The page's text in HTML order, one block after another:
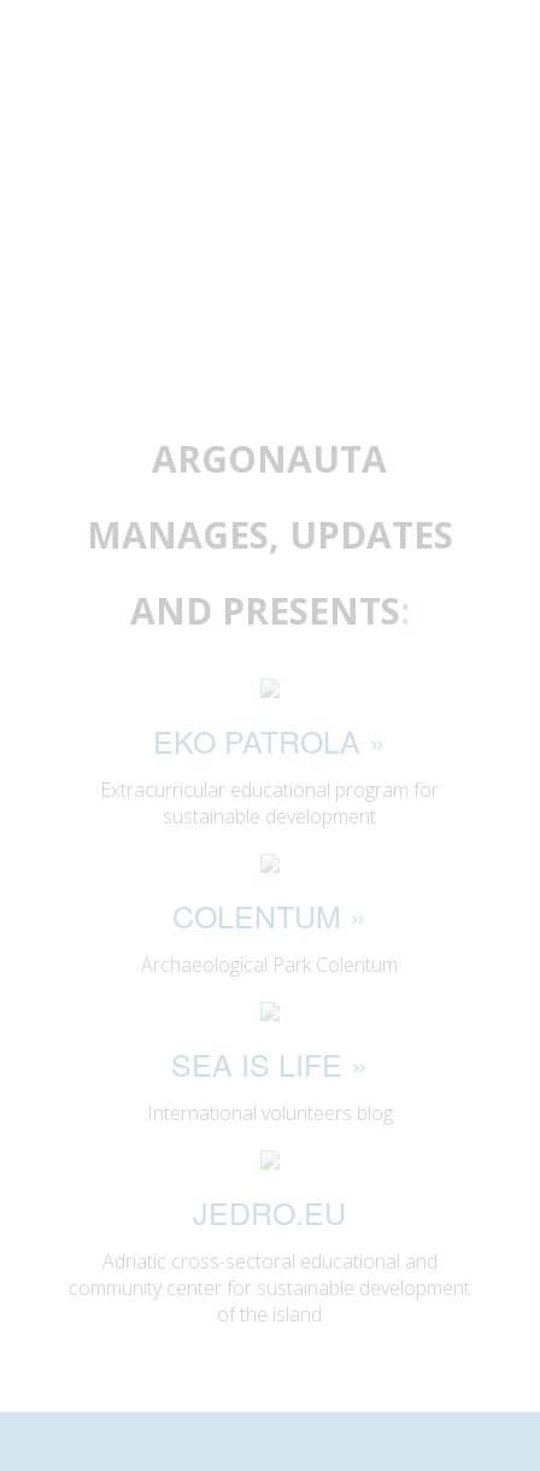
ARGONAUTA
MANAGES, UPDATES
AND PRESENTS:
EKO PATROLA »
Extracurricular educational program for
sustainable development
COLENTUM »
Archaeological Park Colentum
SEA IS LIFE »
International volunteers blog
JEDRO.EU
Adriatic cross-sectoral educational and
community center for sustainable development
of the island